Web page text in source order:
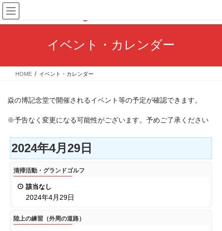
コ
ン
テ
ス
ナ
ビ
ゲ
ン
イベント・カレンダー
HOME イベント・カレンダー
焱の博記念堂で開催されるイベント等の予定が確認できます。
※予告なく変更になる可能性がございます。予めご了承ください
2024年4月29日
清
掃
ラ
清掃活動・グランドゴルフ
該当なし
2024年4月29日
陸
上
陸上の練習（外周の道路）